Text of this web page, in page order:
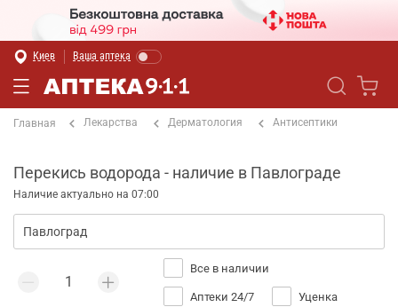
Киев Ваша аптека
Главная Лекарства Дерматология Антисептики
Перекись водорода - наличие в Павлограде
Наличие актуально на 07:00
Все в наличии
Аптеки 24/7 Уценка